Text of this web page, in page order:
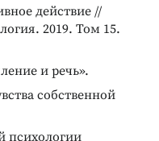
действие //
2019. Том 15.
и речь».
собственной
психологии